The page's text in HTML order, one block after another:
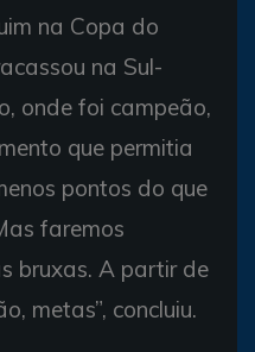
na Copa do
na Sul-
onde foi campeão,
que permitia
pontos do que
faremos
bruxas. A partir de
metas”, concluiu.